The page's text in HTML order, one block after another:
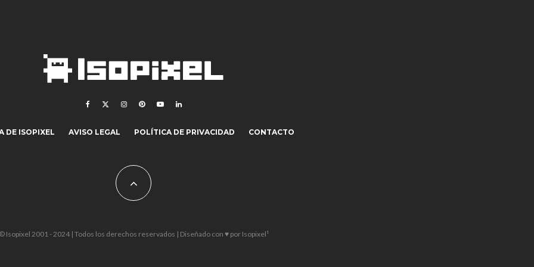
DE ISOPIXEL AVISO LEGAL POLÍTICA DE PRIVACIDAD CONTACTO
© Isopixel 2001 - 2024 | Todos los derechos reservados | Diseñado con ♥ por Isopixel¹